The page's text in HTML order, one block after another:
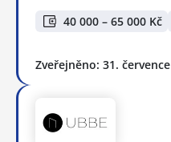
40 000 – 65 000 Kč
Zveřejněno: 31. července